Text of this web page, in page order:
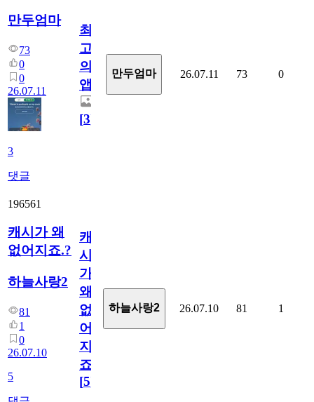
만두엄마
73
0
0
26.07.11
3
댓글
최
고
의
앱.
[3]
만두엄마 26.07.11 73 0
196561
캐시가 왜
없어지죠.?
하늘사랑2
81
1
0
26.07.10
5
캐
시
가
왜
없
어
지
죠.?
[5]
하늘사랑2 26.07.10 81 1